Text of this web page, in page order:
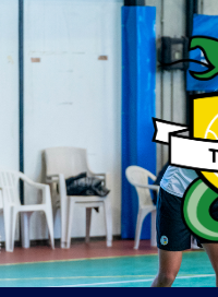
content